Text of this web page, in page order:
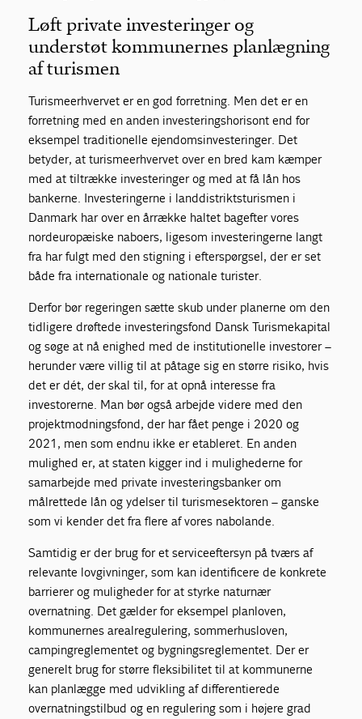
Løft private investeringer og
understøt kommunernes planlægning
af turismen
Turismeerhvervet er en god forretning. Men det er en
forretning med en anden investeringshorisont end for
eksempel traditionelle ejendomsinvesteringer. Det
betyder, at turismeerhvervet over en bred kam kæmper
med at tiltrække investeringer og med at få lån hos
bankerne. Investeringerne i landdistriktsturismen i
Danmark har over en årrække haltet bagefter vores
nordeuropæiske naboers, ligesom investeringerne langt
fra har fulgt med den stigning i efterspørgsel, der er set
både fra internationale og nationale turister.
Derfor bør regeringen sætte skub under planerne om den
tidligere drøftede investeringsfond Dansk Turismekapital
og søge at nå enighed med de institutionelle investorer –
herunder være villig til at påtage sig en større risiko, hvis
det er dét, der skal til, for at opnå interesse fra
investorerne. Man bør også arbejde videre med den
projektmodningsfond, der har fået penge i 2020 og
2021, men som endnu ikke er etableret. En anden
mulighed er, at staten kigger ind i mulighederne for
samarbejde med private investeringsbanker om
målrettede lån og ydelser til turismesektoren – ganske
som vi kender det fra flere af vores nabolande.
Samtidig er der brug for et serviceeftersyn på tværs af
relevante lovgivninger, som kan identificere de konkrete
barrierer og muligheder for at styrke naturnær
overnatning. Det gælder for eksempel planloven,
kommunernes arealregulering, sommerhusloven,
campingreglementet og bygningsreglementet. Der er
generelt brug for større fleksibilitet til at kommunerne
kan planlægge med udvikling af differentierede
overnatningstilbud og en regulering som i højere grad